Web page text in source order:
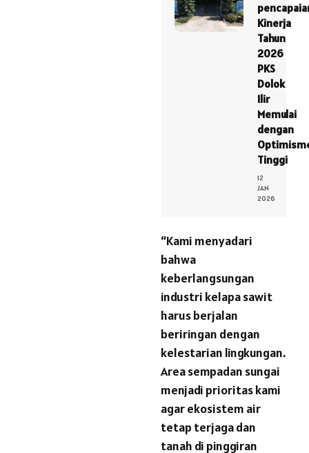
Kinerja
Tahun
2026
PKS
Dolok
Ilir
Memulai
dengan
Tinggi
12
JAN
2026
“Kami menyadari
bahwa
keberlangsungan
industri kelapa sawit
harus berjalan
beriringan dengan
kelestarian lingkungan.
Area sempadan sungai
menjadi prioritas kami
agar ekosistem air
tetap terjaga dan
tanah di pinggiran